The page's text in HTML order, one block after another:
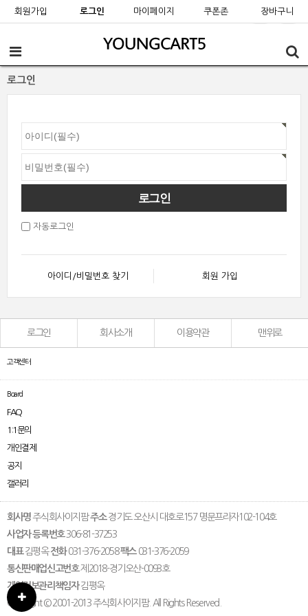
회원가입 로그인 마이페이지 쿠폰존 장바구니
로그인
자동로그인
아이디/비밀번호 찾기 회원 가입
로그인 회사소개 이용약관 맨위로
고객센터
Board
FAQ
1:1문의
개인결제
공지
갤러리
회사명주식회사이지팜주소경기도 오산시 대호로157 명문프라자102-104호
사업자 등록번호306-81-37253
대표김평옥 전화031-376-2058팩스031-376-2059
통신판매업신고번호제2018-경기오산-0093호
개인정보관리책임자김평옥
Copyright © 2001-2013 주식회사이지팜. All Rights Reserved.